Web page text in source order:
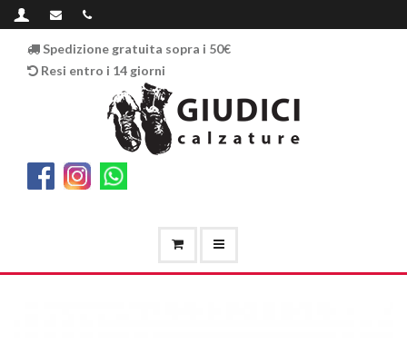
Spedizione gratuita sopra i 50€
Resi entro i 14 giorni